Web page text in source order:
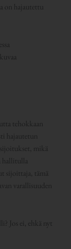
on hajautettu
tehokkaan
hajautetun
mikä
hallitulla
sijoittaja, tämä
varallisuuden
Jos ei, ehkä nyt